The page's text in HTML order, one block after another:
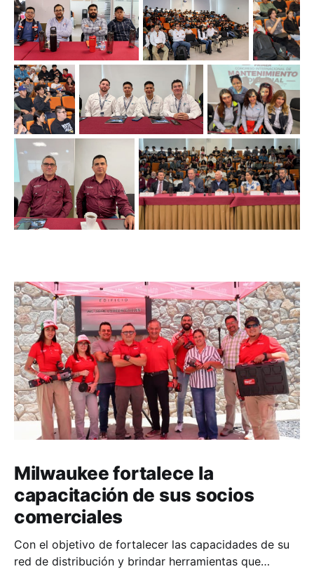
Milwaukee fortalece la
capacitación de sus socios
comerciales
Con el objetivo de fortalecer las capacidades de su
red de distribución y brindar herramientas que